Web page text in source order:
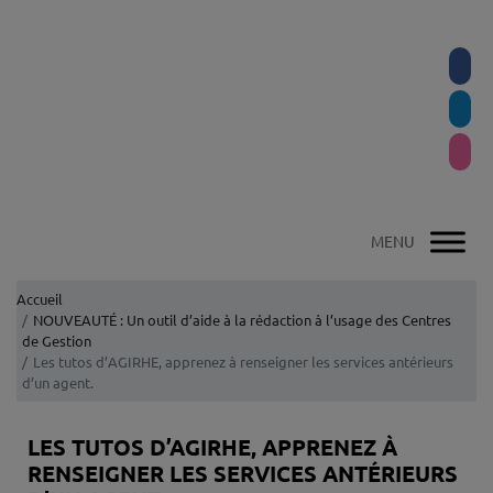
Accueil
NOUVEAUTÉ : Un outil d’aide à la rédaction à l’usage des Centres
de Gestion
Les tutos d’AGIRHE, apprenez à renseigner les services antérieurs
d’un agent.
LES TUTOS D’AGIRHE, APPRENEZ À
RENSEIGNER LES SERVICES ANTÉRIEURS